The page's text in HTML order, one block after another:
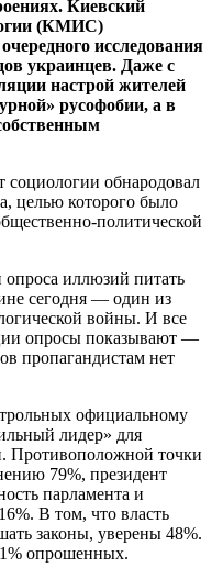
Киевский
(КМИС)
исследования
украинцев. Даже с
настрой жителей
русофобии, а в
обнародовал
целью которого было
политической
иллюзий питать
сегодня — один из
войны. И все
опросы показывают —
пропагандистам нет
официальному
лидер» для
Противоположной точки
79%, президент
парламента и
В том, что власть
законы, уверены 48%.
опрошенных.